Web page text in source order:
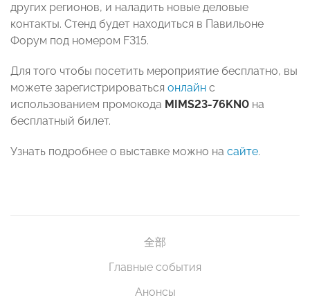
других регионов, и наладить новые деловые
контакты. Стенд будет находиться в Павильоне
Форум под номером F315.
Для того чтобы посетить мероприятие бесплатно, вы
можете зарегистрироваться онлайн с
использованием промокода MIMS23-76KN0 на
бесплатный билет.
Узнать подробнее о выставке можно на сайте.
全部
Главные события
Анонсы